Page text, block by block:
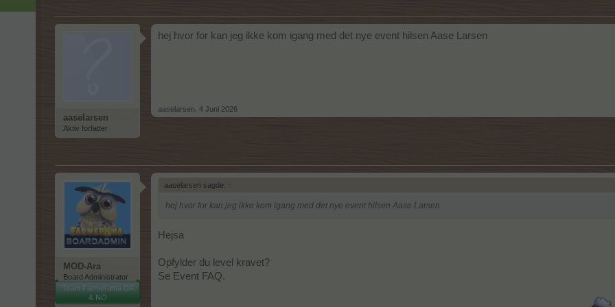
aaselarsen
Aktiv forfatter
hej hvor for kan jeg ikke kom igang med det nye event hilsen Aase Larsen
aaselarsen 4 Juni 2026
MOD-Ara
Board Administrator
Team Farmerama DA
& NO
aaselarsen sagde: ↑
hej hvor for kan jeg ikke kom igang med det nye event hilsen Aase Larsen
Hejsa
Opfylder du level kravet?
Se Event FAQ.